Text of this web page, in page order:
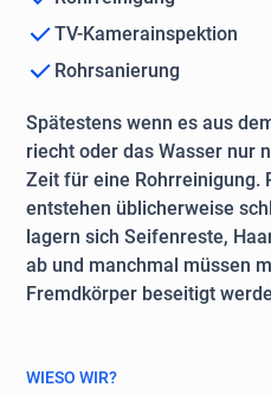
TV-Kamerainspektion
Rohrsanierung
Spätestens wenn es aus
riecht oder das Wasser nur
Zeit für eine Rohrreinigung.
entstehen üblicherweise
lagern sich Seifenreste,
ab und manchmal müssen
Fremdkörper beseitigt
WIESO WIR?